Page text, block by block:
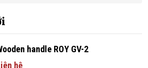
handle ROY GV-2
hệ